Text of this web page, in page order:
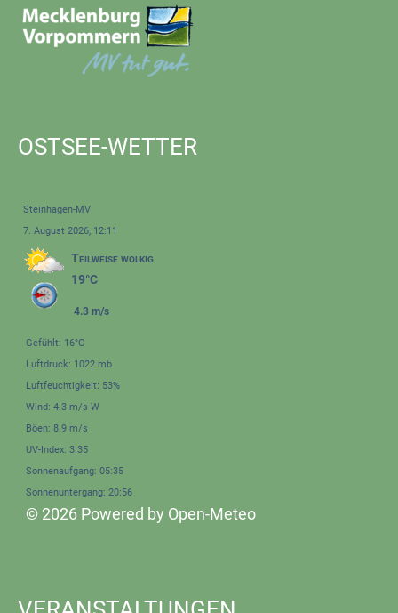
OSTSEE-WETTER
Steinhagen-MV
7. August 2026, 12:11
Teilweise wolkig
19°C
4.3 m/s
Gefühlt: 16°C
Luftdruck: 1022 mb
Luftfeuchtigkeit: 53%
Wind: 4.3 m/s W
Böen: 8.9 m/s
UV-Index: 3.35
Sonnenaufgang: 05:35
Sonnenuntergang: 20:56
© 2026 Powered by Open-Meteo